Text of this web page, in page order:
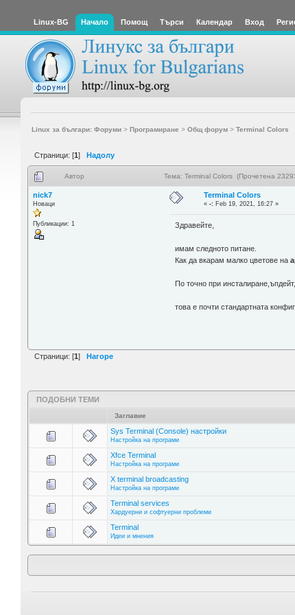
Linux-BG Начало Помощ Търси Календар Вход
Linux за българи: Форуми> Програмиране > Общ форум> Terminal Colors
Страници: [1] Надолу
Автор Тема: Terminal Colors (Прочетена
nick7
Новаци
Публикации: 1
Terminal Colors
«-: Feb 19, 2021, 16:27 »
Здравейте,
имам следното питане.
Как да вкарам малко цветове на
По точно при
това е почти стандартната
Страници: [1] Нагоре
ПОДОБНИ ТЕМИ
Заглавие
Sys Terminal (Console) настройки
Настройка на програми
Xfce Terminal
Настройка на програми
X terminal broadcasting
Настройка на програми
Terminal services
Хардуерни и софтуерни проблеми
Terminal
Идеи и мнения